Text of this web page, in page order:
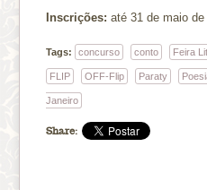
Inscrições:até 31 de maio de
Tags: concurso conto Feira
FLIP OFF-Flip Paraty
Janeiro
Share: